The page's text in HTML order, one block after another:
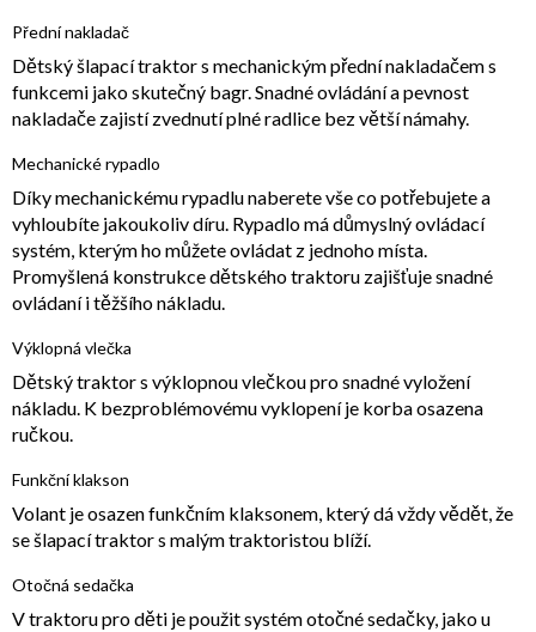
Přední nakladač
Dětský šlapací traktor s mechanickým přední nakladačem s
funkcemi jako skutečný bagr. Snadné ovládání a pevnost
nakladače zajistí zvednutí plné radlice bez větší námahy.
Mechanické rypadlo
Díky mechanickému rypadlu naberete vše co potřebujete a
vyhloubíte jakoukoliv díru. Rypadlo má důmyslný ovládací
systém, kterým ho můžete ovládat z jednoho místa.
Promyšlená konstrukce dětského traktoru zajišťuje snadné
ovládaní i těžšího nákladu.
Výklopná vlečka
Dětský traktor s výklopnou vlečkou pro snadné vyložení
nákladu. K bezproblémovému vyklopení je korba osazena
ručkou.
Funkční klakson
Volant je osazen funkčním klaksonem, který dá vždy vědět, že
se šlapací traktor s malým traktoristou blíží.
Otočná sedačka
V traktoru pro děti je použit systém otočné sedačky, jako u